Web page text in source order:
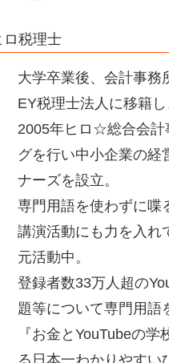
ロ税理士
大学卒業後、会計事務
EY税理士法人に移籍
2005年ヒロ☆総合会計
グを行い中小企業の経
ナーズを設立。
専門用語を使わずに喋
講演活動にも力を入れ
元活動中。
登録者数33万人超の
題等について専門用語
『お金とYouTubeの
る日本一わかりやすい